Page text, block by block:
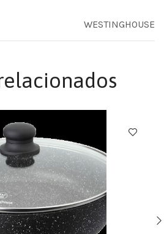
WESTINGHOUSE